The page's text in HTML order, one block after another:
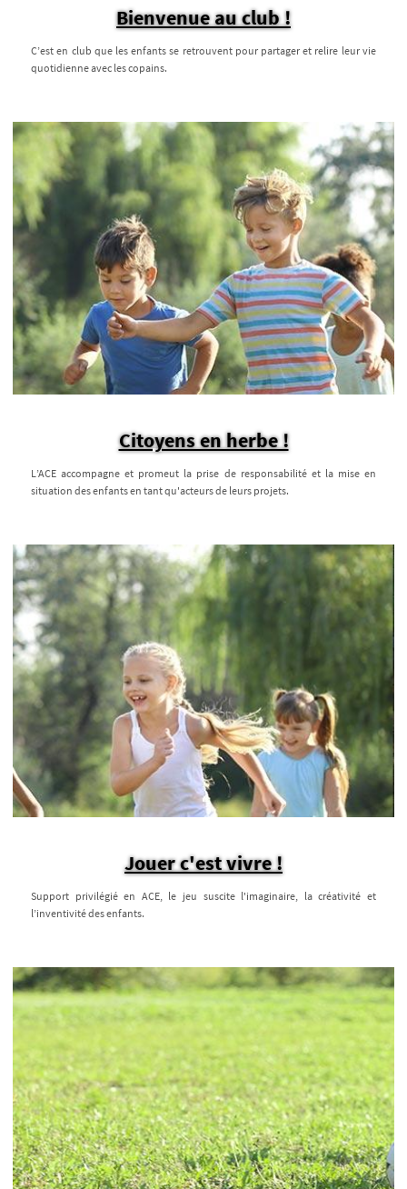
Bienvenue au club !
C’est en club que les enfants se retrouvent pour partager et relire leur vie
quotidienne avec les copains.
Citoyens en herbe !
L’ACE accompagne et promeut la prise de responsabilité et la mise en
situation des enfants en tant qu'acteurs de leurs projets.
Jouer c'est vivre !
Support privilégié en ACE, le jeu suscite l'imaginaire, la créativité et
l’inventivité des enfants.